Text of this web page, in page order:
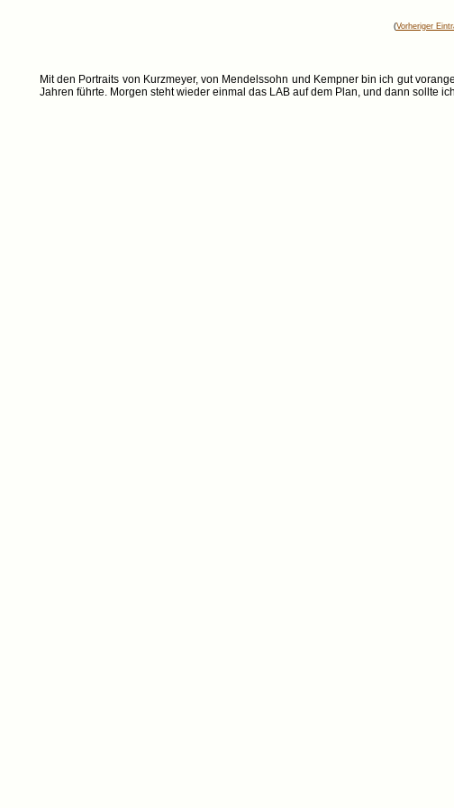
(Vorheriger
Mit den Portraits von Kurzmeyer, von Mendelssohn und Kempner bin ich gut
Jahren führte. Morgen steht wieder einmal das LAB auf dem Plan, und dann sollte